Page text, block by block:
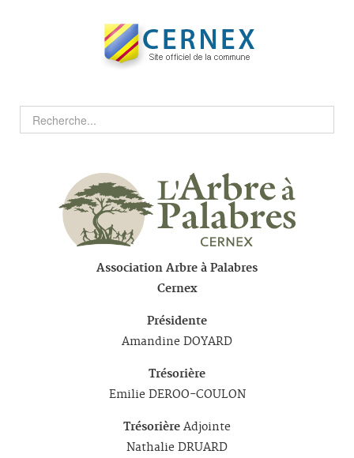
Association Arbre à Palabres
Cernex
Présidente
Amandine DOYARD
Trésorière
Emilie DEROO-COULON
Trésorière Adjointe
Nathalie DRUARD